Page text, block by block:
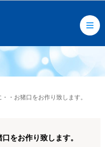
・お猪口をお作り致します。
をお作り致します。